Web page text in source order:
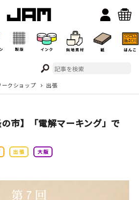
ークショップ 出張
の市】「電解マーキング」で
出張 大阪